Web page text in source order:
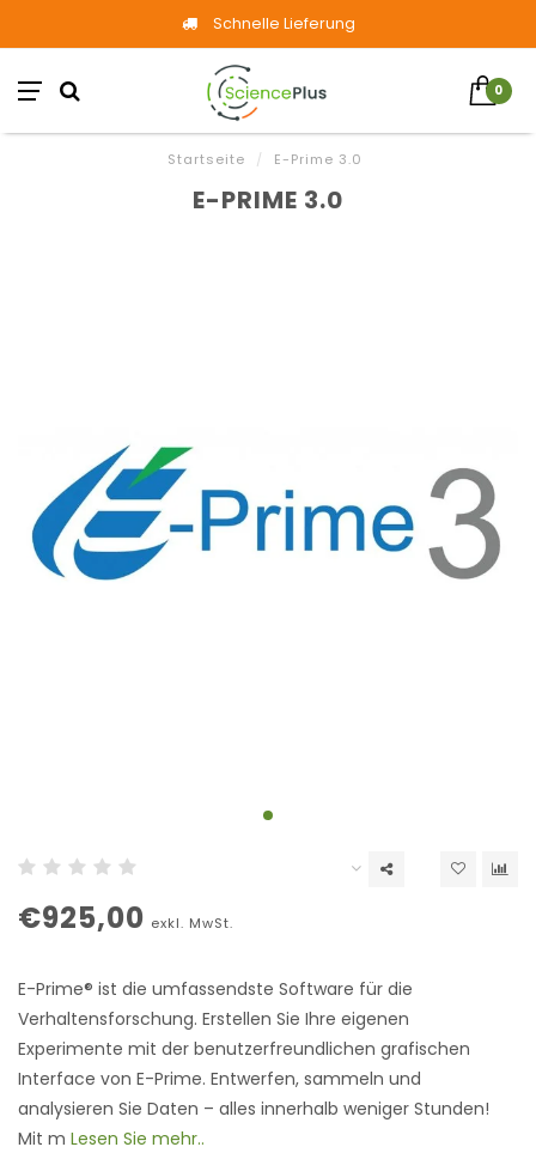
Schnelle Lieferung
0
Startseite / E-Prime 3.0
E-PRIME 3.0
€925,00 exkl. MwSt.
E-Prime® ist die umfassendste Software für die
Verhaltensforschung. Erstellen Sie Ihre eigenen
Experimente mit der benutzerfreundlichen grafischen
Interface von E-Prime. Entwerfen, sammeln und
analysieren Sie Daten – alles innerhalb weniger Stunden!
Mit m Lesen Sie mehr..